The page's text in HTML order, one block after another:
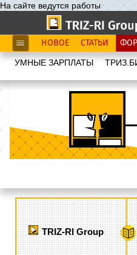
На сайте ведутся работы
НОВОЕ СТАТЬИ
УМНЫЕ ЗАРПЛАТЫ
TRIZ-RI Group